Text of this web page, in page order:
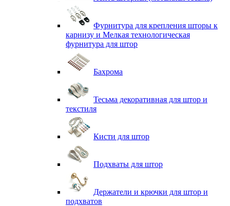
Фурнитура для крепления шторы к
карнизу и Мелкая технологическая
фурнитура для штор
Бахрома
Тесьма декоративная для штор и
текстиля
Кисти для штор
Подхваты для штор
Держатели и крючки для штор и
подхватов